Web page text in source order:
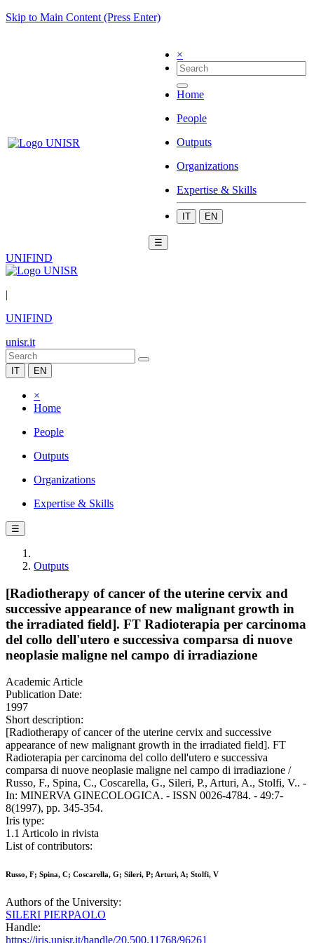
Skip to Main Content (Press Enter)
×
Home
People
Outputs
Organizations
Expertise & Skills
IT EN
☰
UNIFIND
|
UNIFIND
unisr.it
IT EN
×
Home
People
Outputs
Organizations
Expertise & Skills
☰
Outputs
[Radiotherapy of cancer of the uterine cervix and
successive appearance of new malignant growth in
the irradiated field]. FT Radioterapia per carcinoma
del collo dell'utero e successiva comparsa di nuove
neoplasie maligne nel campo di irradiazione
Academic Article
Publication Date:
1997
Short description:
[Radiotherapy of cancer of the uterine cervix and successive
appearance of new malignant growth in the irradiated field]. FT
Radioterapia per carcinoma del collo dell'utero e successiva
comparsa di nuove neoplasie maligne nel campo di irradiazione /
Russo, F., Spina, C., Coscarella, G., Sileri, P., Arturi, A., Stolfi, V.. -
In: MINERVA GINECOLOGICA. - ISSN 0026-4784. - 49:7-
8(1997), pp. 345-354.
Iris type:
1.1 Articolo in rivista
List of contributors:
Russo, F; Spina, C; Coscarella, G; Sileri, P; Arturi, A; Stolfi, V
Authors of the University:
SILERI PIERPAOLO
Handle:
https://iris.unisr.it/handle/20.500.11768/96261